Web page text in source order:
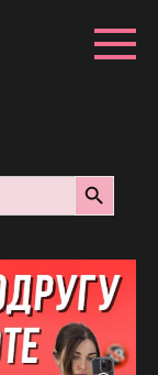
Search Button